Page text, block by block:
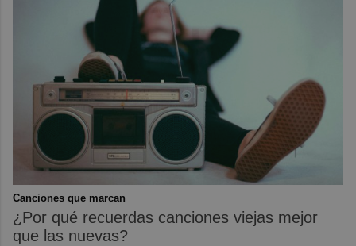
Canciones que marcan
¿Por qué recuerdas canciones viejas mejor
que las nuevas?